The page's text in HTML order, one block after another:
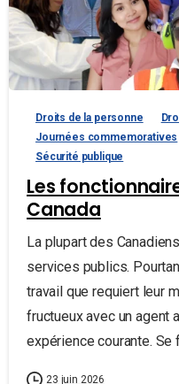
Droits de la personne
Journées commemoratives
Sécurité publique
Les
Canada
La plupart des
services publics.
travail que requiert leur
fructueux avec un agent
expérience courante. Se
23 juin 2026